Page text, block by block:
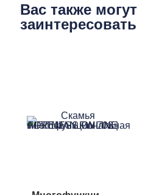
Вас также могут
заинтересовать